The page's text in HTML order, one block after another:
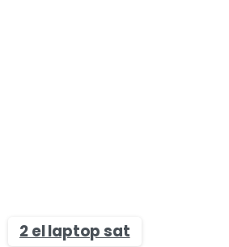
2 el laptop sat